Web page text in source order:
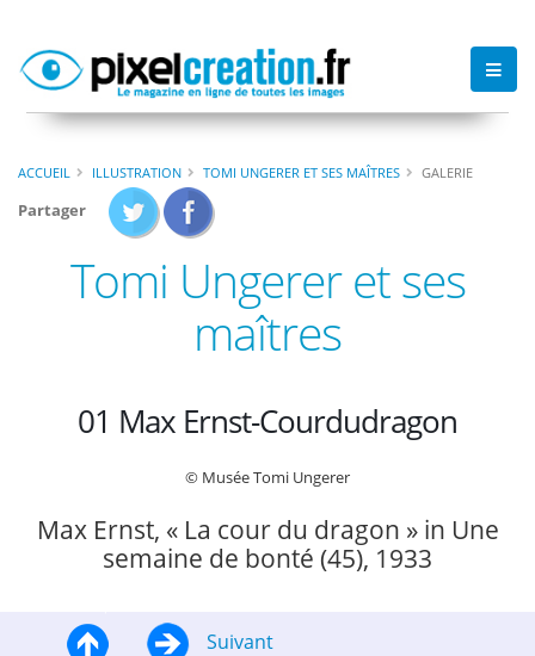
ACCUEIL ILLUSTRATION TOMI UNGERER ET SES MAÎTRES GALERIE
Partager
Tomi Ungerer et ses
maîtres
01 Max Ernst-Courdudragon
© Musée Tomi Ungerer
Max Ernst, « La cour du dragon » in Une
semaine de bonté (45), 1933
Suivant